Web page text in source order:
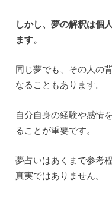
しかし、夢の解釈は個
ます。
同じ夢でも、その人の
なることもあります。
自分自身の経験や感情
ることが重要です。
夢占いはあくまで参考
真実ではありません。